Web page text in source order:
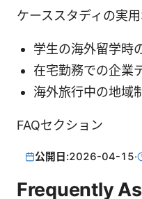
ケーススタディの実
学生の海外留学時
在宅勤務での企業
海外旅行中の地域
FAQセクション
公開日:2026-04-15·
Frequently